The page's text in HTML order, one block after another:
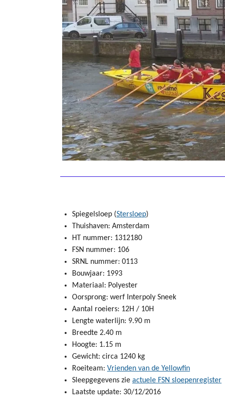
Spiegelsloep (Stersloep)
Thuishaven: Amsterdam
HT nummer: 1312180
FSN nummer: 106
SRNL nummer: 0113
Bouwjaar: 1993
Materiaal: Polyester
Oorsprong: werf Interpoly Sneek
Aantal roeiers: 12H / 10H
Lengte waterlijn: 9.90 m
Breedte 2.40 m
Hoogte: 1.15 m
Gewicht: circa 1240 kg
Roeiteam: Vrienden van de Yellowfin
Sleepgegevens zie actuele FSN sloepenregister
Laatste update: 30/12/2016